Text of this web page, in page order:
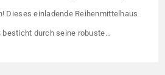
Dieses einladende Reihenmittelhaus
durch seine robuste